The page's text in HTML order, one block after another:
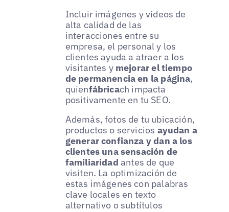
Incluir imágenes y vídeos de
alta calidad de las
interacciones entre su
empresa, el personal y los
clientes ayuda a atraer a los
visitantes y mejorar el tiempo
de permanencia en la página,
quienfábricach impacta
positivamente en tu SEO.
Además, fotos de tu ubicación,
productos o servicios ayudan a
generar confianza y dan a los
clientes una sensación de
familiaridad antes de que
visiten. La optimización de
estas imágenes con palabras
clave locales en texto
alternativo o subtítulos